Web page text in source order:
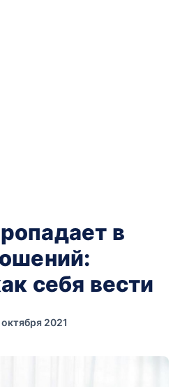
в
себя вести
октября 2021